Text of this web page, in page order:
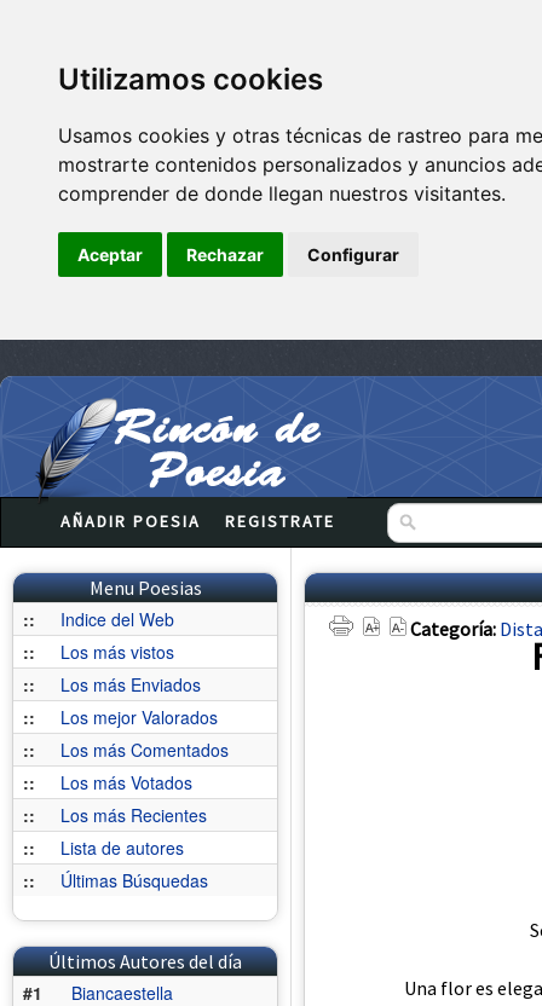
Utilizamos cookies
Usamos cookies y otras técnicas de rastreo para
mostrarte contenidos personalizados y anuncios
comprender de donde llegan nuestros visitantes.
Aceptar Rechazar Configurar
AÑADIR POESIA REGISTRATE
Menu Poesias
::
Indice del Web
::
Los más vistos
::
Los más Enviados
::
Los mejor Valorados
::
Los más Comentados
::
Los más Votados
::
Los más Recientes
::
Lista de autores
::
Últimas Búsquedas
Últimos Autores del día
#1
Biancaestella
Categoría:
Una flor es